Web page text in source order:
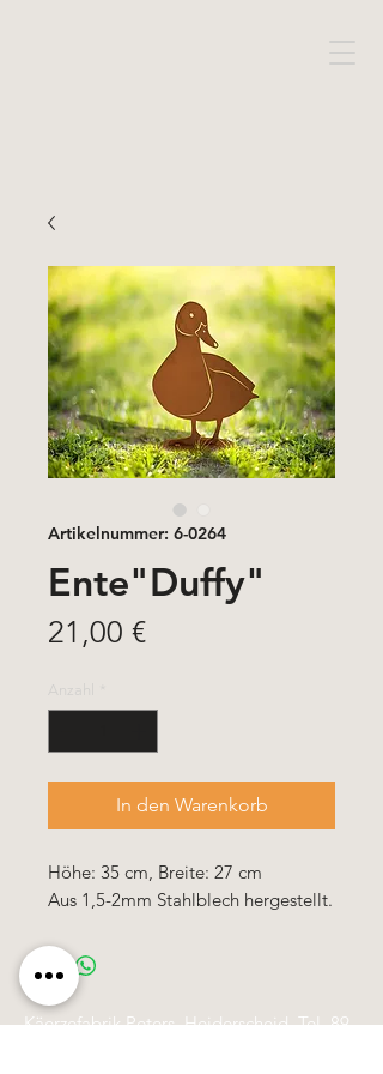
Artikelnummer: 6-0264
Ente"Duffy"
21,00 €Preis
Anzahl
In den Warenkorb
Höhe: 35 cm, Breite: 27 cm
Aus 1,5-2mm Stahlblech hergestellt.
Käerzefabrik Peters, Heiderscheid, Tel.89